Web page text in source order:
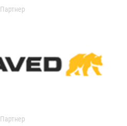
Партнер
Партнер